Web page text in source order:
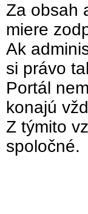
Za obsah
miere
Ak
si právo
Portál
konajú
Z týmito
spoločné.